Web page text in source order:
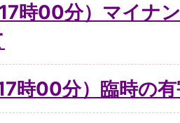
17時00分）マイナ
17時00分）臨時の